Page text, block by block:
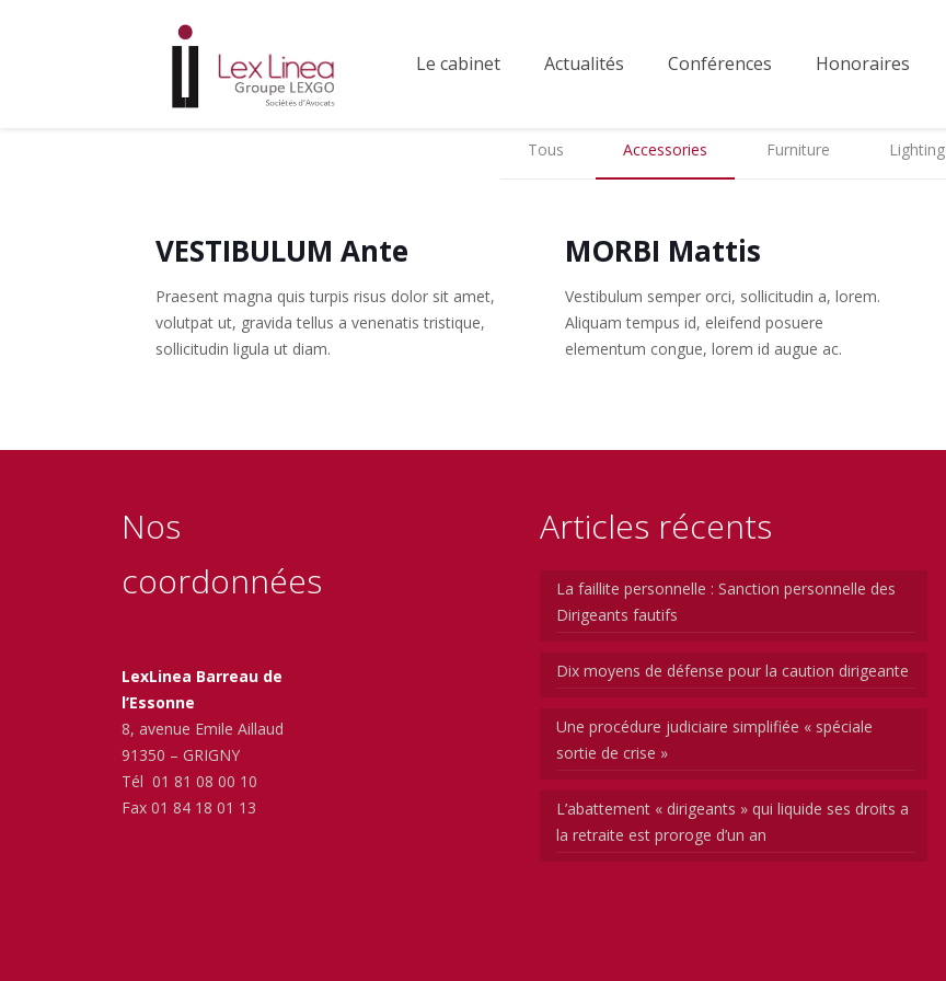
Le cabinet Actualités Conférences Honoraires
Tous Accessories Furniture Lighting
VESTIBULUM Ante
Praesent magna quis turpis risus dolor sit amet,
volutpat ut, gravida tellus a venenatis tristique,
sollicitudin ligula ut diam.
MORBI Mattis
Vestibulum semper orci, sollicitudin a, lorem.
Aliquam tempus id, eleifend posuere
elementum congue, lorem id augue ac.
Nos
coordonnées
LexLinea Barreau de
l’Essonne
8, avenue Emile Aillaud
91350 – GRIGNY
Tél 01 81 08 00 10
Fax 01 84 18 01 13
Articles récents
La faillite personnelle : Sanction personnelle des
Dirigeants fautifs
Dix moyens de défense pour la caution dirigeante
Une procédure judiciaire simplifiée « spéciale
sortie de crise »
L’abattement « dirigeants » qui liquide ses droits a
la retraite est proroge d’un an